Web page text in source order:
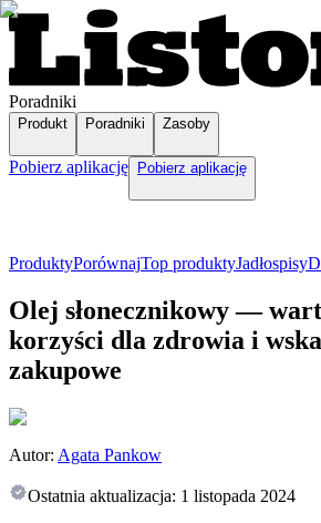
Poradniki
Produkt Poradniki Zasoby
Pobierz aplikację Pobierz aplikację
ProduktyPorównajTop produktyJadłospisy
Olej słonecznikowy —
korzyści dla zdrowia i
zakupowe
Autor: Agata Pankow
Ostatnia aktualizacja: 1 listopada 2024